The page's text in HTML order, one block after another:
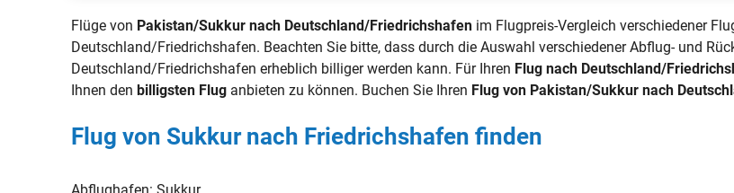
Flüge von Pakistan/Sukkur nach Deutschland/Friedrichshafen im Flugpreis-Vergleich verschiedener
Deutschland/Friedrichshafen. Beachten Sie bitte, dass durch die Auswahl verschiedener Abflug- und
Deutschland/Friedrichshafen erheblich billiger werden kann. Für Ihren Flug nach Deutschland/
Ihnen denbilligsten Flug anbieten zu können. Buchen Sie Ihren Flug von Pakistan/Sukkur nach
Flug von Sukkur nach Friedrichshafen finden